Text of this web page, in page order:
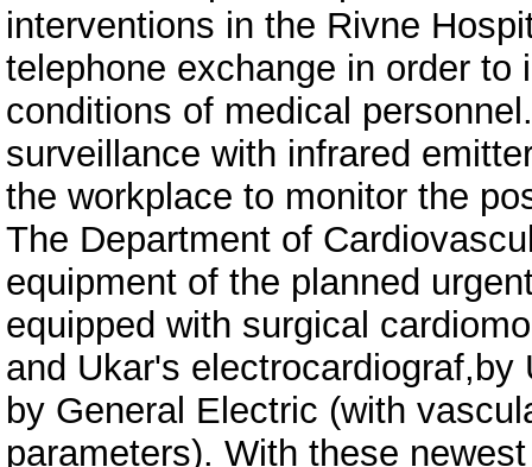
interventions in the Rivne
telephone exchange in order to
conditions of medical
surveillance with infrared
the workplace to monitor the
The Department of
equipment of the planned
equipped with surgical
and Ukar's
by General Electric (with
parameters). With these